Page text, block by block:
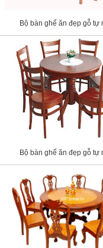
Bộ bàn ghế ăn đẹp gỗ tự
Bộ bàn ghế ăn đẹp gỗ tự